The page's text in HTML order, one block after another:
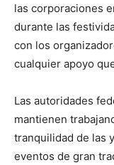
las corporaciones
durante las
con los
cualquier apoyo
Las autoridades
mantienen
tranquilidad de las
eventos de gran